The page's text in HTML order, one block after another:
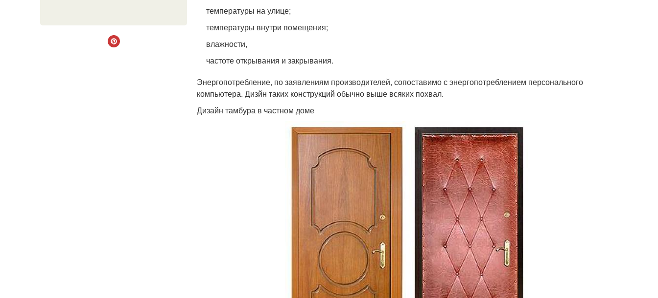
температуры на улице;
температуры внутри помещения;
влажности,
частоте открывания и закрывания.
Энергопотребление, по заявлениям производителей, сопоставимо с энергопотреблением персонального
компьютера. Дизйн таких конструкций обычно выше всяких похвал.
Дизайн тамбура в частном доме